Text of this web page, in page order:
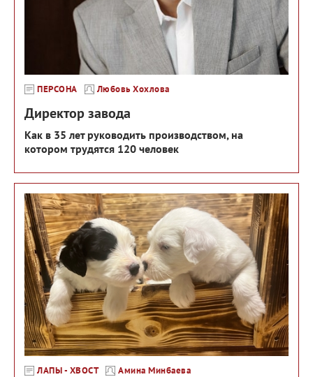
ПЕРСОНА Любовь Хохлова
Директор завода
Как в 35 лет руководить производством, на
котором трудятся 120 человек
ЛАПЫ - ХВОСТ Амина Минбаева